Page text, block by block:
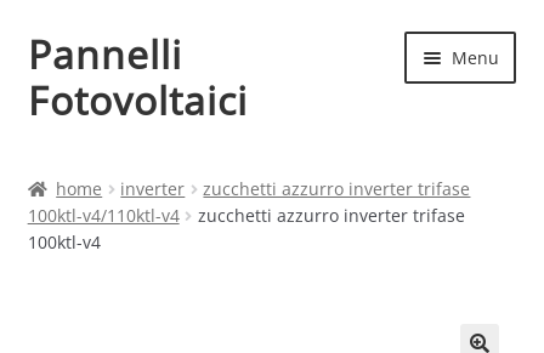
Vai
alla
navigazione
Vai
al
contenuto
Pannelli
Fotovoltaici
Menu
Cart
home inverter
zucchetti azzurro inverter trifase
100ktl-v4/110ktl-v4
zucchetti azzurro inverter trifase
100ktl-v4